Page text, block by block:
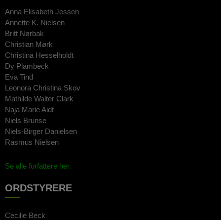
Anna Elisabeth Jessen
Annette K. Nielsen
Britt Nørbak
Christian Mørk
Christina Hesselholdt
Dy Plambeck
Eva Tind
Leonora Christina Skov
Mathilde Walter Clark
Naja Marie Aidt
Niels Brunse
Niels-Birger Danielsen
Rasmus Nielsen
Se alle forfattere her.
ORDSTYRERE
Cecilie Beck